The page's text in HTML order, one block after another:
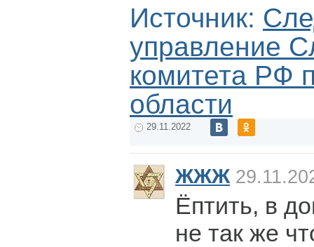
Источник:
управление
комитета РФ
области
29.11.2022
ЖЖЖ
Ёптить, в
не так же